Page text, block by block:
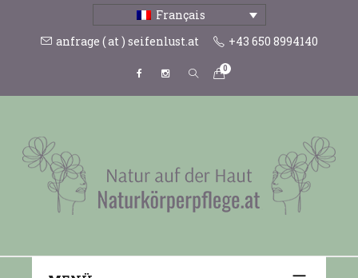
Français
anfrage ( at ) seifenlust.at
+43 650 8994140
0